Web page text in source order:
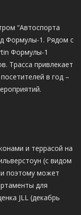
“Автоспорта
Формулы-1. Рядом с
Формулы-1
Трасса привлекает
в год –
и террасой на
(с видом
поэтому может
для
JLL (декабрь